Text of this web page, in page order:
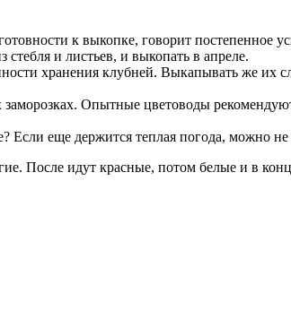
к выкопке, говорит постепенное
и листьев, и выкопать в апреле.
хранения клубней. Выкапывать же их
Опытные цветоводы
еще держится теплая погода, можно не
После идут красные, потом белые и в